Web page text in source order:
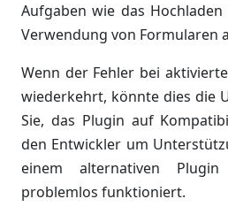
Aufgaben wie das
Verwendung von Formularen
Wenn der Fehler bei
wiederkehrt, könnte dies die
Sie, das Plugin auf
den Entwickler um
einem alternativen
problemlos funktioniert.